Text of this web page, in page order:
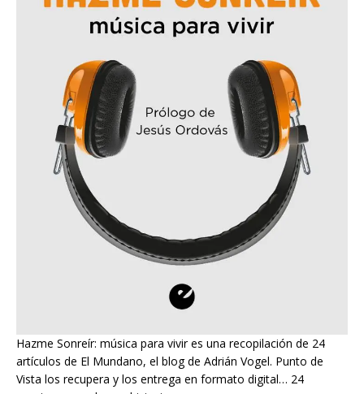
Hazme Sonreír: música para vivir es una recopilación de 24
artículos de El Mundano, el blog de Adrián Vogel. Punto de
Vista los recupera y los entrega en formato digital… 24